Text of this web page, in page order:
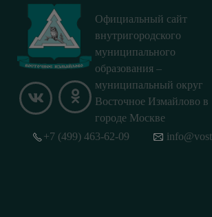
Официальный сайт
внутригородского
муниципального
образования –
муниципальный округ
Восточное Измайлово в
городе Москве
+7 (499) 463-62-09